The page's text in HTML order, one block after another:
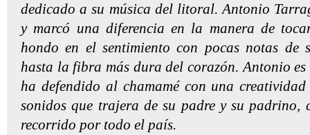
dedicado a su música del litoral. Antonio
y marcó una diferencia en la manera de
hondo en el sentimiento con pocas notas de
hasta la fibra más dura del corazón. Antonio es
ha defendido al chamamé con una
sonidos que trajera de su padre y su padrino,
recorrido por todo el país.